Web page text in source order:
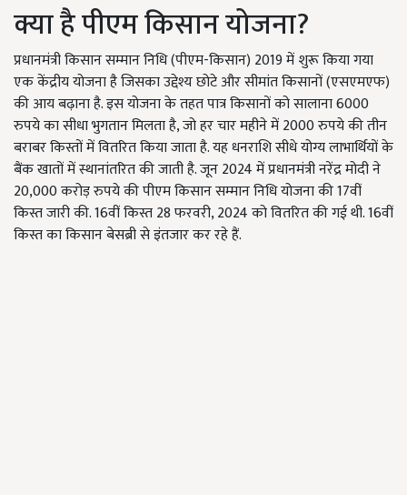
क्या है पीएम किसान योजना?
प्रधानमंत्री किसान सम्मान निधि (पीएम-किसान) 2019 में शुरू किया गया
एक केंद्रीय योजना है जिसका उद्देश्य छोटे और सीमांत किसानों (एसएमएफ)
की आय बढ़ाना है. इस योजना के तहत पात्र किसानों को सालाना 6000
रुपये का सीधा भुगतान मिलता है, जो हर चार महीने में 2000 रुपये की तीन
बराबर किस्तों में वितरित किया जाता है. यह धनराशि सीधे योग्य लाभार्थियों के
बैंक खातों में स्थानांतरित की जाती है. जून 2024 में प्रधानमंत्री नरेंद्र मोदी ने
20,000 करोड़ रुपये की पीएम किसान सम्मान निधि योजना की 17वीं
किस्त जारी की. 16वीं किस्त 28 फरवरी, 2024 को वितरित की गई थी. 16वीं
किस्त का किसान बेसब्री से इंतजार कर रहे हैं.